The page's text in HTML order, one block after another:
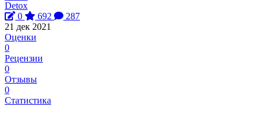
Detox
0
692
287
21 дек 2021
Оценки
0
Рецензии
0
Отзывы
0
Статистика